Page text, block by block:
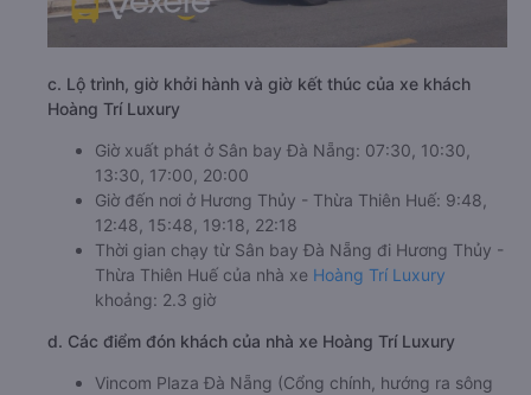
c. Lộ trình, giờ khởi hành và giờ kết thúc của xe khách
Hoàng Trí Luxury
Giờ xuất phát ở Sân bay Đà Nẵng: 07:30, 10:30,
13:30, 17:00, 20:00
Giờ đến nơi ở Hương Thủy - Thừa Thiên Huế: 9:48,
12:48, 15:48, 19:18, 22:18
Thời gian chạy từ Sân bay Đà Nẵng đi Hương Thủy -
Thừa Thiên Huế của nhà xe Hoàng Trí Luxury
khoảng: 2.3 giờ
d. Các điểm đón khách của nhà xe Hoàng Trí Luxury
Vincom Plaza Đà Nẵng (Cổng chính, hướng ra sông